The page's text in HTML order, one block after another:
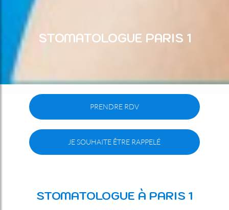
STOMATOLOGUE PARIS 1
PRENDRE RDV
JE SOUHAITE ÊTRE RAPPELÉ
STOMATOLOGUE À PARIS 1